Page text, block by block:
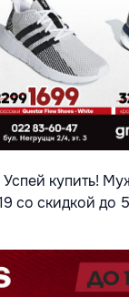
Успей купить!
со скидкой до